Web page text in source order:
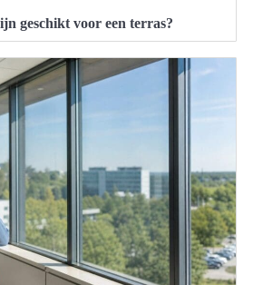
geschikt voor een terras?